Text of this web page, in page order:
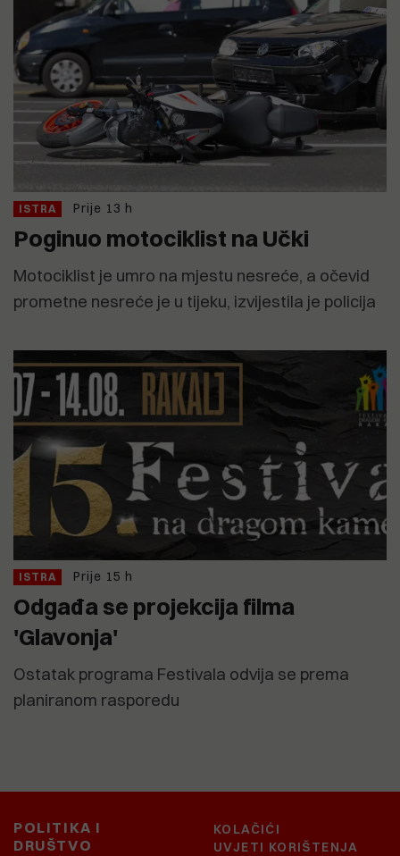
ISTRA Prije 13 h
Poginuo motociklist na Učki
Motociklist je umro na mjestu nesreće, a očevid
prometne nesreće je u tijeku, izvijestila je policija
ISTRA Prije 15 h
Odgađa se projekcija filma
'Glavonja'
Ostatak programa Festivala odvija se prema
planiranom rasporedu
POLITIKA I
DRUŠTVO
KOLAČIĆI
UVJETI KORIŠTENJA